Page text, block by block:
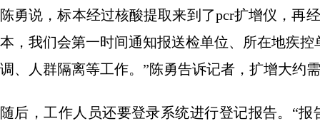
陈勇说，标本经过核酸提取来到了pcr扩增仪，再
本，我们会第一时间通知报送检单位、所在地疾
调、人群隔离等工作。”陈勇告诉记者，扩增大约
随后，工作人员还要登录系统进行登记报告。“